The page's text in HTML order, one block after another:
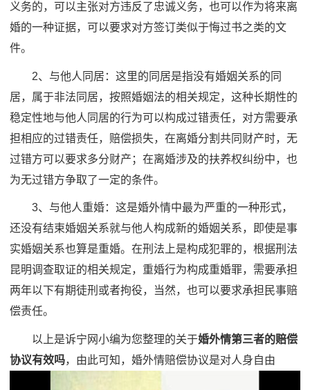
义务的，可以主张对方违反了忠诚义务，也可以作为将来离
婚的一种证据，可以要求对方签订类似于悔过书之类的文
件。
2、与他人同居：这里的同居是指没有婚姻关系的同
居，属于非法同居，按照婚姻法的相关规定，这种长期性的
稳定性地与他人同居的行为可以构成过错责任，对方需要承
担相应的过错责任，赔偿损失，在离婚分割共同财产时，无
过错方可以要求多分财产；在离婚涉及的扶养权纠纷中，也
为无过错方争取了一定的条件。
3、与他人重婚：这是婚外情中最为严重的一种形式，
还没有结束婚姻关系就与他人构成新的婚姻关系，即使是事
实婚姻关系也算是重婚。在刑法上是构成犯罪的，根据刑法
昆明调查取证的相关规定，重婚行为构成重婚罪，需要承担
两年以下有期徒刑或者拘役，当然，也可以要求承担民事赔
偿责任。
以上是诉宁网小编为您整理的关于婚外情第三者的赔偿
协议有效吗，由此可知，婚外情赔偿协议是对人身自由